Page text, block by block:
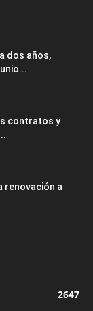
dos años,
contratos y
renovación a
2647